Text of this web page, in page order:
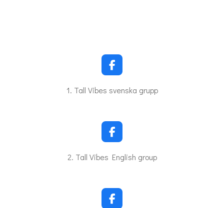
F
a
c
o
k
1. Tall Vibes svenska grupp
F
a
c
o
k
2. Tall Vibes English group
F